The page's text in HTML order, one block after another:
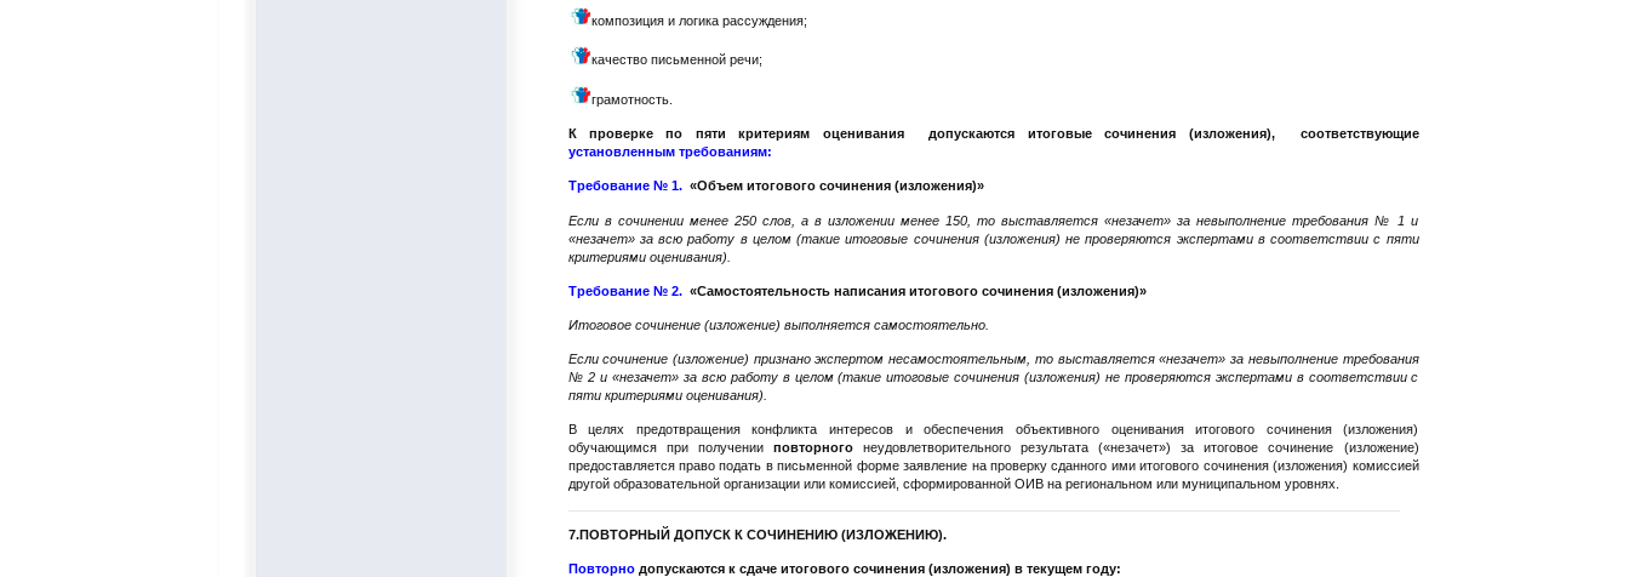
композиция и логика рассуждения;
качество письменной речи;
грамотность.
К проверке по пяти критериям оценивания допускаются итоговые сочинения (изложения), соответствующие
установленным требованиям:
Требование № 1.«Объем итогового сочинения (изложения)»
Если в сочинении менее 250 слов, а в изложении менее 150, то выставляется «незачет» за невыполнение требования № 1 и
«незачет» за всю работу в целом (такие итоговые сочинения (изложения) не проверяются экспертами в соответствии с пяти
критериями оценивания).
Требование № 2. «Самостоятельность написания итогового сочинения (изложения)»
Итоговое сочинение (изложение) выполняется самостоятельно.
Если сочинение (изложение) признано экспертом несамостоятельным, то выставляется «незачет» за невыполнение требования
№ 2 и «незачет» за всю работу в целом (такие итоговые сочинения (изложения) не проверяются экспертами в соответствии с
пяти критериями оценивания).
В целях предотвращения конфликта интересов и обеспечения объективного оценивания итогового сочинения (изложения)
обучающимся при получении повторногонеудовлетворительного результата («незачет») за итоговое сочинение (изложение)
предоставляется право подать в письменной форме заявление на проверку сданного ими итогового сочинения (изложения) комиссией
другой образовательной организации или комиссией, сформированной ОИВ на региональном или муниципальном уровнях.
7.ПОВТОРНЫЙ ДОПУСК К СОЧИНЕНИЮ (ИЗЛОЖЕНИЮ).
Повторнодопускаются к сдаче итогового сочинения (изложения) в текущем году: